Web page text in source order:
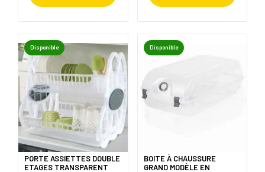
Disponible
PORTE ASSIETTES DOUBLE
ETAGES TRANSPARENT
Disponible
BOITE À CHAUSSURE
GRAND MODÈLE EN